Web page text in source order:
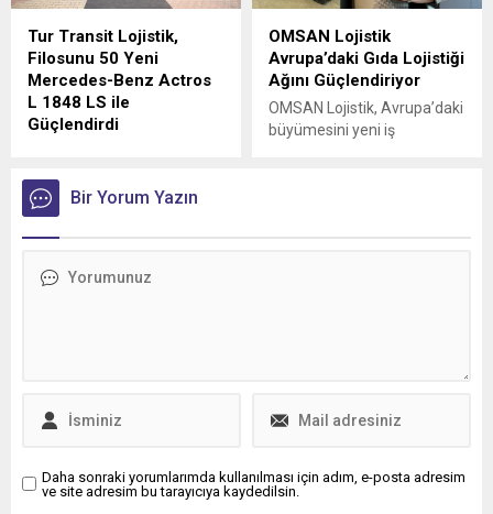
Tur Transit Lojistik,
Filosunu 50 Yeni
Mercedes-Benz Actros
L 1848 LS ile
Güçlendirdi
lojistik alanında faaliyet
gösteren Tur Transit
Lojistik’e 50 adet Mercedes-
teslimatı gerçekleştirdi.
OMSAN Lojistik
Avrupa’daki Gıda Lojistiği
Ağını Güçlendiriyor
OMSAN Lojistik, Avrupa’daki
büyümesini yeni iş
Bir Yorum Yazın
Daha sonraki yorumlarımda kullanılması için adım, e-posta adresim
ve site adresim bu tarayıcıya kaydedilsin.